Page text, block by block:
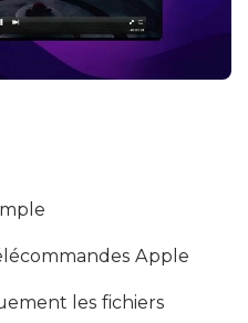
Apple
les fichiers